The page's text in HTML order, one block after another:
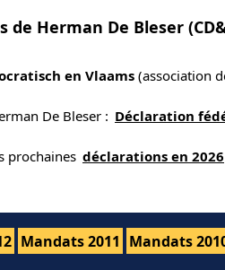
Herman De Bleser
en Vlaams (association
De Bleser : Déclaration
prochaines déclarations en 2026
Mandats 2011 Mandats